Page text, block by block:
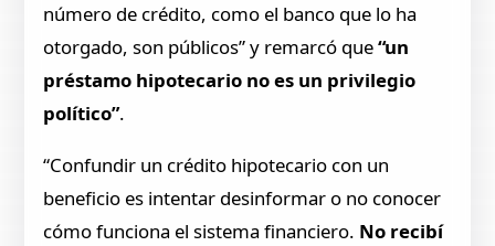
número de crédito, como el banco que lo ha
otorgado, son públicos” y remarcó que“un
préstamo hipotecario no es un privilegio
político”.
“Confundir un crédito hipotecario con un
beneficio es intentar desinformar o no conocer
cómo funciona el sistema financiero. No recibí